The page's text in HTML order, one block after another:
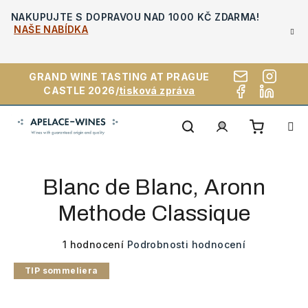
na
obsah
NAKUPUJTE S DOPRAVOU NAD 1000 KČ ZDARMA!
NAŠE NABÍDKA
GRAND WINE TASTING AT PRAGUE
CASTLE 2026/tisková zpráva
košík
Blanc de Blanc, Aronn
Methode Classique
Průměrné
produktu
1 hodnocení Podrobnosti hodnocení
TIP sommeliera